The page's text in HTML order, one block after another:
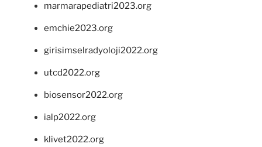
marmarapediatri2023.org
emchie2023.org
girisimselradyoloji2022.org
utcd2022.org
biosensor2022.org
ialp2022.org
klivet2022.org